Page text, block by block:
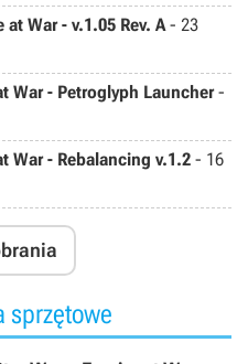
War - v.1.05 Rev. A - 23
War - Petroglyph Launcher-
War - Rebalancing v.1.2 - 16
sprzętowe